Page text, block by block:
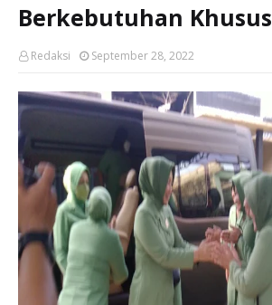
Berkebutuhan Khusus
Redaksi September 28, 2022